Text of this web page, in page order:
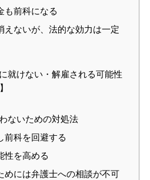
も前科になる
えないが、法的な効力は一定
就けない・解雇される可能性
ないための対処法
前科を回避する
性を高める
めには弁護士への相談が不可